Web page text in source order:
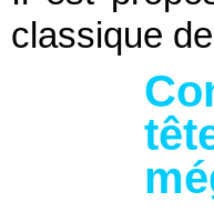
classique